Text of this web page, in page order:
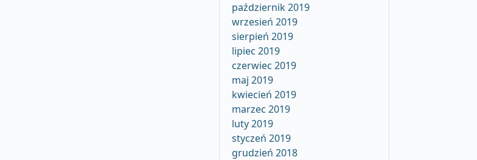
październik 2019
wrzesień 2019
sierpień 2019
lipiec 2019
czerwiec 2019
maj 2019
kwiecień 2019
marzec 2019
luty 2019
styczeń 2019
grudzień 2018